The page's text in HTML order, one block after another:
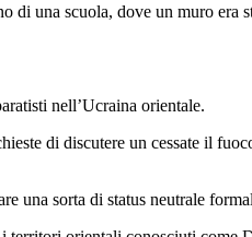
di una scuola, dove un muro era
nell’Ucraina orientale.
di discutere un cessate il
una sorta di status neutrale